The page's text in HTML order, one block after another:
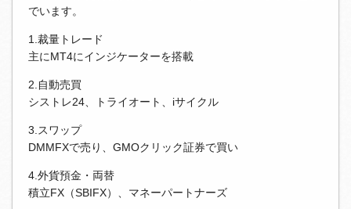
でいます。
1.裁量トレード
主にMT4にインジケーターを搭載
2.自動売買
シストレ24、トライオート、iサイクル
3.スワップ
DMMFXで売り、GMOクリック証券で買い
4.外貨預金・両替
積立FX（SBIFX）、マネーパートナーズ